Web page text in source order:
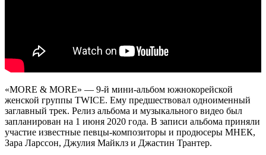
«MORE & MORE» — 9-й мини-альбом южнокорейской
женской группы TWICE. Ему предшествовал одноименный
заглавный трек. Релиз альбома и музыкального видео был
запланирован на 1 июня 2020 года. В записи альбома приняли
участие известные певцы-композиторы и продюсеры МНЕК,
Зара Ларссон, Джулия Майклз и Джастин Трантер.